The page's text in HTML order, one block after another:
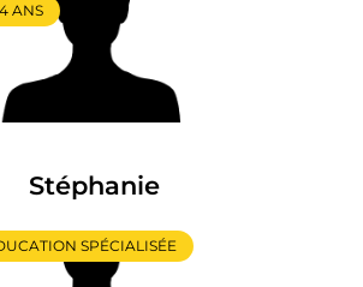
ANS
Stéphanie
SPÉCIALISÉE